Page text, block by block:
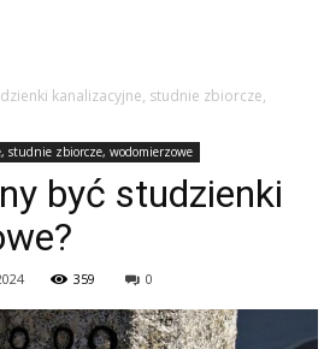
kanalizacyjne, studnie zbiorcze,
studnie zbiorcze, wodomierzowe
być studzienki
359 0